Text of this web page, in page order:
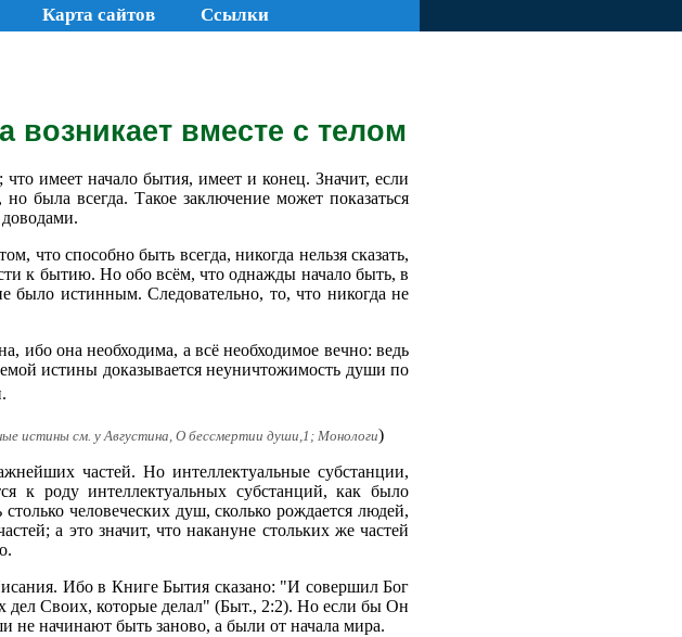
Карта сайтов Ссылки
возникает вместе с телом
имеет начало бытия, имеет и конец. Значит, если
была всегда. Такое заключение может показаться
что способно быть всегда, никогда нельзя сказать,
к бытию. Но обо всём, что однажды начало быть, в
было истинным. Следовательно, то, что никогда не
ибо она необходима, а всё необходимое вечно: ведь
истины доказывается неуничтожимость души по
истины см. у Августина, О бессмертии души,1; Монологи)
частей. Но интеллектуальные субстанции,
к роду интеллектуальных субстанций, как было
человеческих душ, сколько рождается людей,
а это значит, что накануне стольких же частей
Ибо в Книге Бытия сказано: "И совершил Бог
дел Своих, которые делал" (Быт., 2:2). Но если бы Он
не начинают быть заново, а были от начала мира.